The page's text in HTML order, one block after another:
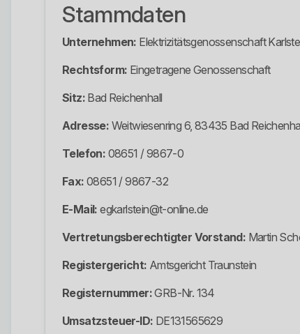
Stammdaten
Unternehmen: Elektrizitätsgenossenschaft
Rechtsform: Eingetragene Genossenschaft
Sitz: Bad Reichenhall
Adresse: Weitwiesenring 6, 83435 Bad
Telefon: 08651 / 9867-0
Fax: 08651 / 9867-32
E-Mail: egkarlstein@t-online.de
Vertretungsberechtigter Vorstand: Martin
Registergericht: Amtsgericht Traunstein
Registernummer:GRB-Nr. 134
Umsatzsteuer-ID: DE131565629